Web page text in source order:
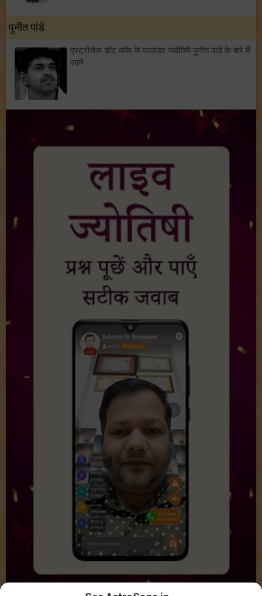
पुनीत पांडे
एस्ट्रोसेज डॉट कॉम के फाउंडर ज्योतिषी पुनीत पांडे के बारे में
जानें